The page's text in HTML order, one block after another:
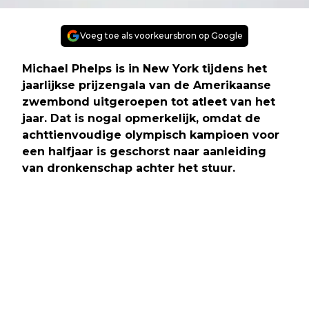
Voeg toe als voorkeursbron op Google
Michael Phelps is in New York tijdens het
jaarlijkse prijzengala van de Amerikaanse
zwembond uitgeroepen tot atleet van het
jaar. Dat is nogal opmerkelijk, omdat de
achttienvoudige olympisch kampioen voor
een halfjaar is geschorst naar aanleiding
van dronkenschap achter het stuur.